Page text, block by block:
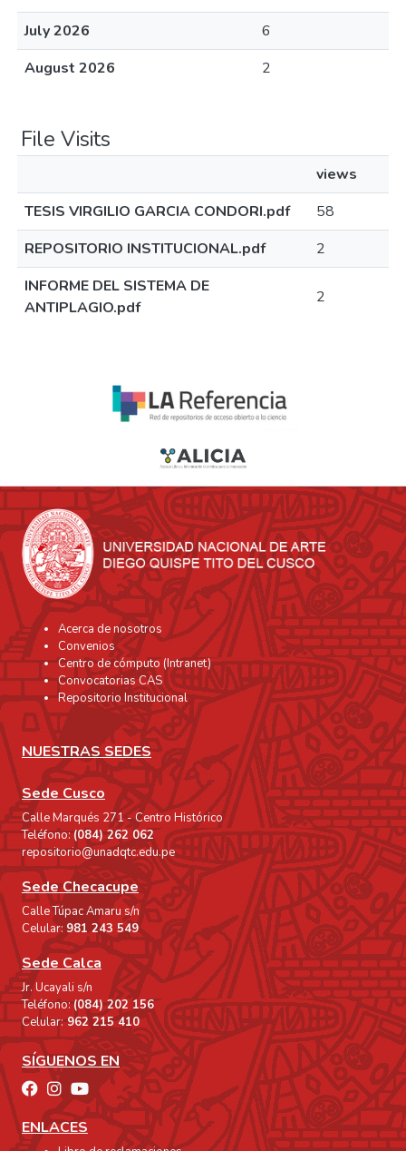
July 2026
6
August 2026
2
File Visits
views
TESIS VIRGILIO GARCIA CONDORI.pdf
58
REPOSITORIO INSTITUCIONAL.pdf
2
INFORME DEL SISTEMA DE
ANTIPLAGIO.pdf
2
Acerca de nosotros
Convenios
Centro de cómputo (Intranet)
Convocatorias CAS
Repositorio Institucional
NUESTRAS SEDES
Sede Cusco
Calle Marqués 271 - Centro Histórico
Teléfono:(084) 262 062
repositorio@unadqtc.edu.pe
Sede Checacupe
Calle Túpac Amaru s/n
Celular: 981 243 549
Sede Calca
Jr. Ucayali s/n
Teléfono:(084) 202 156
Celular:962 215 410
SÍGUENOS EN
ENLACES